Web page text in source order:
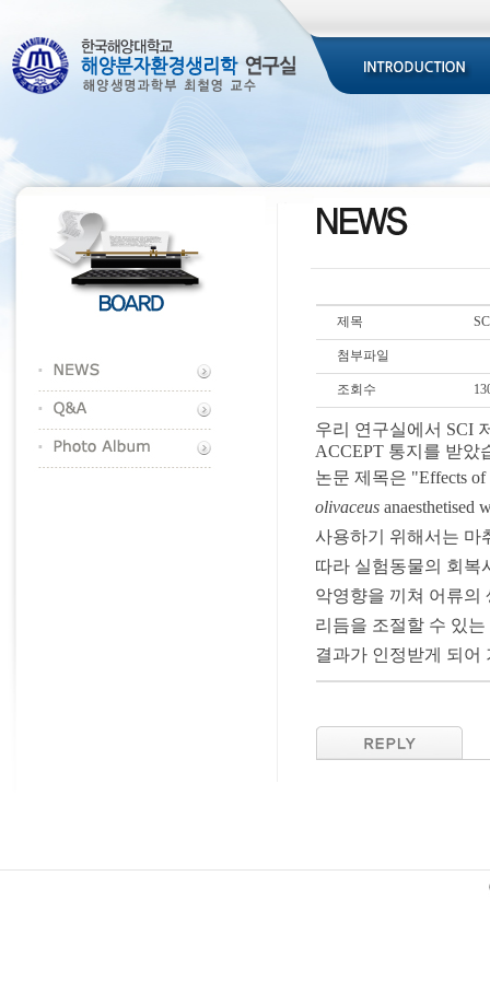
제목
첨부파일
조회수
우리 연구실에서 SCI
ACCEPT 통지를 받았
논문 제목은 "Effects
olivaceusanaesthetised
사용하기 위해서는 마
따라 실험동물의 회복
악영향을 끼쳐 어류의
리듬을 조절할 수 있
결과가 인정받게 되어